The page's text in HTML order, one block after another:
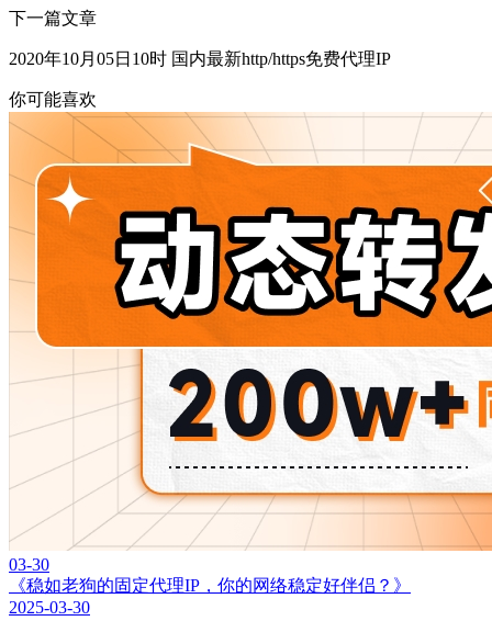
下一篇文章
2020年10月05日10时 国内最新http/https免费代理IP
你可能喜欢
03-30
《稳如老狗的固定代理IP，你的网络稳定好伴侣？》
2025-03-30